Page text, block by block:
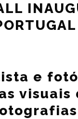
e
visuais